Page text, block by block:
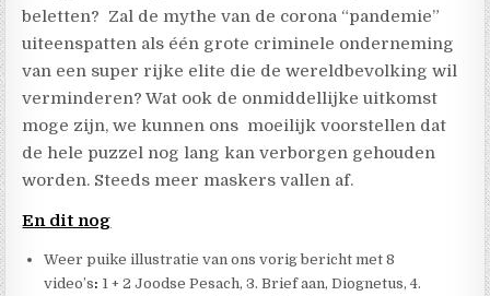
beletten? Zal de mythe van de corona “pandemie”
uiteenspatten als één grote criminele onderneming
van een super rijke elite die de wereldbevolking wil
verminderen? Wat ook de onmiddellijke uitkomst
moge zijn, we kunnen ons moeilijk voorstellen dat
de hele puzzel nog lang kan verborgen gehouden
worden. Steeds meer maskers vallen af.
En dit nog
Weer puike illustratie van ons vorig bericht met 8
video’s: 1 + 2 Joodse Pesach, 3. Brief aan, Diognetus, 4.